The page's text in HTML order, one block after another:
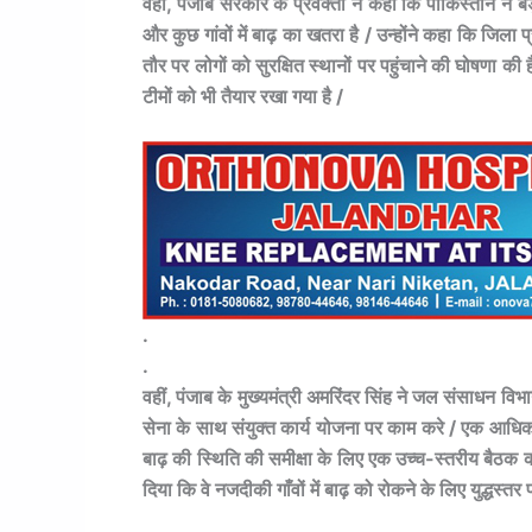
और कुछ गांवों में बाढ़ का खतरा है / उन्होंने कहा कि
तौर पर लोगों को सुरक्षित स्थानों पर पहुंचाने की घोषणा
टीमों को भी तैयार रखा गया है /
.
.
वहीं, पंजाब के मुख्यमंत्री अमरिंदर सिंह ने जल संसाधन
सेना के साथ संयुक्त कार्य योजना पर काम करे / एक
बाढ़ की स्थिति की समीक्षा के लिए एक उच्च-स्तरीय बैठक
दिया कि वे नजदीकी गाँवों में बाढ़ को रोकने के लिए